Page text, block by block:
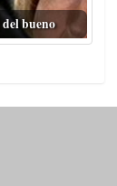
bueno